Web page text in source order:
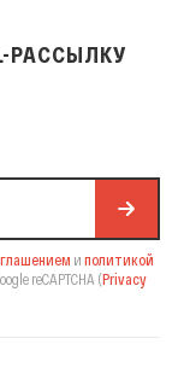
РАССЫЛКУ
и политикой
reCAPTCHA (Privacy